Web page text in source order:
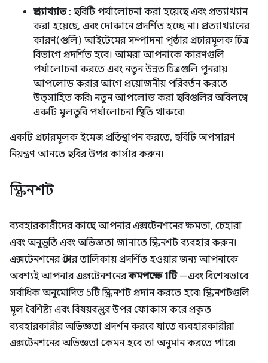
প্রত্যাখ্যাত: ছবিটি পর্যালোচনা করা হয়েছে এবং প্রত্যাখ্যান
করা হয়েছে, এবং দোকানে প্রদর্শিত হচ্ছে না। প্রত্যাখ্যানের
কারণ(গুলি) আইটেমের সম্পাদনা পৃষ্ঠার প্রচারমূলক চিত্র
বিভাগে প্রদর্শিত হবে। আমরা আপনাকে কারণগুলি
পর্যালোচনা করতে এবং নতুন উন্নত চিত্রগুলি পুনরায়
আপলোড করার আগে প্রয়োজনীয় পরিবর্তন করতে
উত্সাহিত করি৷ নতুন আপলোড করা ছবিগুলির অবিলম্বে
একটি মুলতুবি পর্যালোচনা স্থিতি থাকবে৷
একটি প্রচারমূলক ইমেজ প্রতিস্থাপন করতে, ছবিটি অপসারণ
নিয়ন্ত্রণ আনতে ছবির উপর কার্সার করুন।
স্ক্রিনশট
ব্যবহারকারীদের কাছে আপনার এক্সটেনশনের ক্ষমতা, চেহারা
এবং অনুভূতি এবং অভিজ্ঞতা জানাতে স্ক্রিনশট ব্যবহার করুন।
এক্সটেনশনের স্টোর তালিকায় প্রদর্শিত হওয়ার জন্য আপনাকে
অবশ্যই আপনার এক্সটেনশনেরকমপক্ষে 1টি—এবং বিশেষভাবে
সর্বাধিক অনুমোদিত 5টি স্ক্রিনশট প্রদান করতে হবে৷ স্ক্রিনশটগুলি
মূল বৈশিষ্ট্য এবং বিষয়বস্তুর উপর ফোকাস করে প্রকৃত
ব্যবহারকারীর অভিজ্ঞতা প্রদর্শন করবে যাতে ব্যবহারকারীরা
এক্সটেনশনের অভিজ্ঞতা কেমন হবে তা অনুমান করতে পারে৷